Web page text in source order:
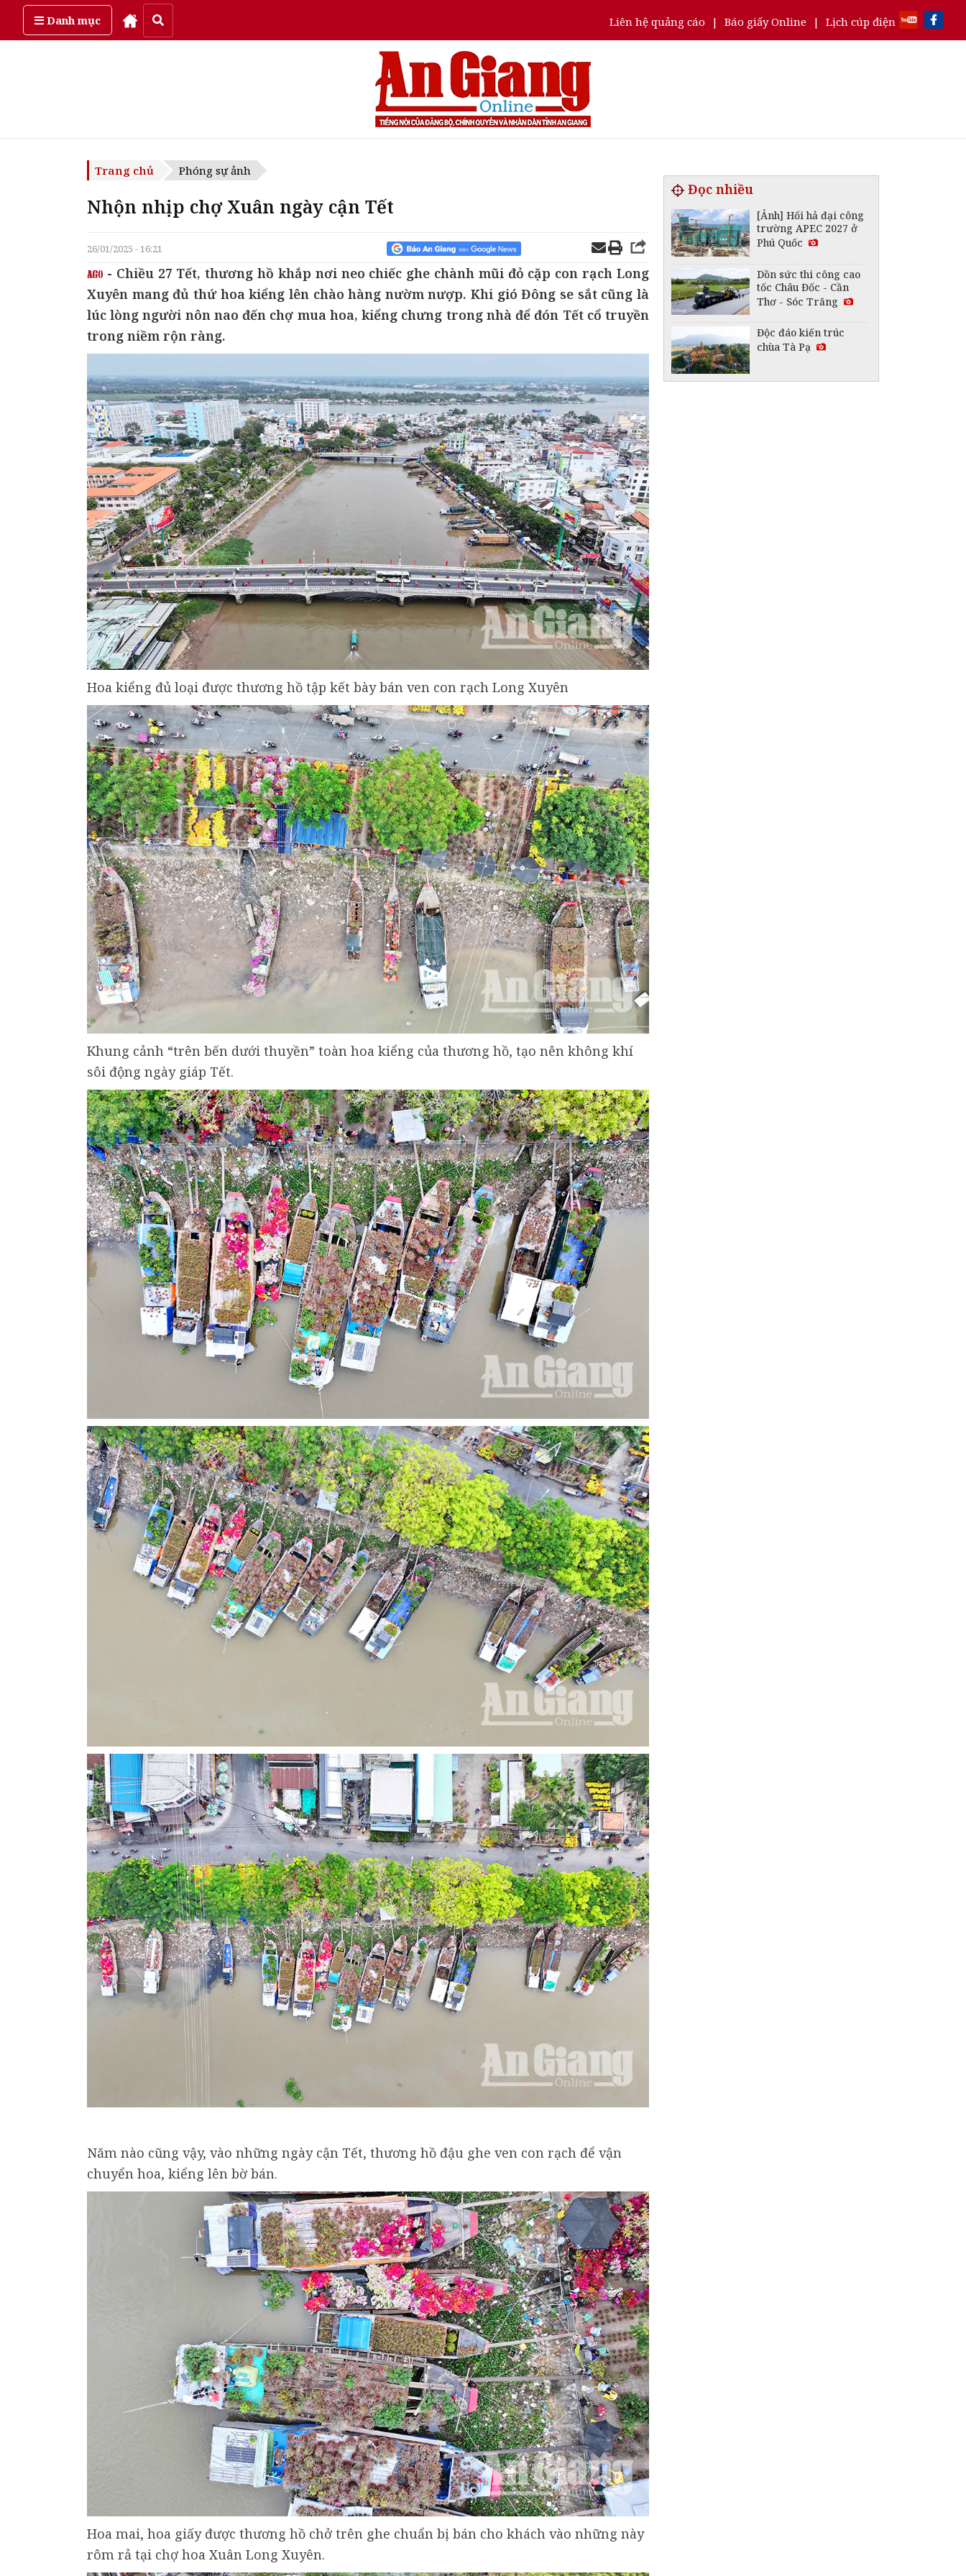
Danh mục Liên hệ quảng cáo | Báo giấy Online | Lịch cúp điện
Thứ bảy, ngày 8/08/2026
Trang chủ Phóng sự ảnh
Nhộn nhịp chợ Xuân ngày cận Tết
26/01/2025 - 16:21
- Chiều 27 Tết, thương hồ khắp nơi neo chiếc ghe chành mũi đỏ cặp con rạch Long
Xuyên mang đủ thứ hoa kiểng lên chào hàng nườm nượp. Khi gió Đông se sắt cũng là
lúc lòng người nôn nao đến chợ mua hoa, kiểng chưng trong nhà để đón Tết cổ truyền
trong niềm rộn ràng.
Hoa kiểng đủ loại được thương hồ tập kết bày bán ven con rạch Long Xuyên
Khung cảnh “trên bến dưới thuyền” toàn hoa kiểng của thương hồ, tạo nên không khí
sôi động ngày giáp Tết.
Năm nào cũng vậy, vào những ngày cận Tết, thương hồ đậu ghe ven con rạch để vận
chuyển hoa, kiểng lên bờ bán.
Hoa mai, hoa giấy được thương hồ chở trên ghe chuẩn bị bán cho khách vào những này
rôm rả tại chợ hoa Xuân Long Xuyên.
Đọc nhiều
[Ảnh] Hối hả đại công
trường APEC 2027 ở
Phú Quốc
Dồn sức thi công cao
tốc Châu Đốc - Cần
Thơ - Sóc Trăng
Độc đáo kiến trúc
chùa Tà Pạ